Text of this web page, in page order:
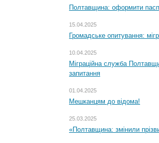
Полтавщина: оформити
15.04.2025
Громадське опитування:
10.04.2025
Міграційна служба
запитання
01.04.2025
Мешканцям до відома!
25.03.2025
«Полтавщина: змінили